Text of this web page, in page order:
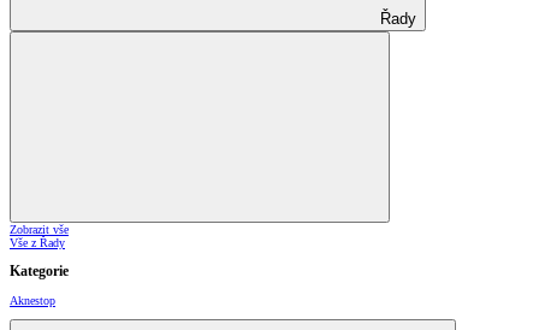
Řady
Zobrazit vše
Vše z Řady
Kategorie
Aknestop